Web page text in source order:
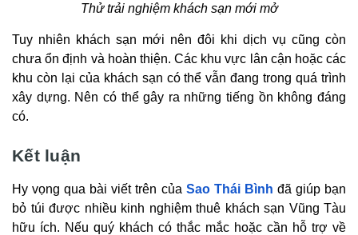
Thử trải nghiệm khách sạn mới mở
Tuy nhiên khách sạn mới nên đôi khi dịch vụ cũng còn
chưa ổn định và hoàn thiện. Các khu vực lân cận hoặc các
khu còn lại của khách sạn có thể vẫn đang trong quá trình
xây dựng. Nên có thể gây ra những tiếng ồn không đáng
có.
Kết luận
Hy vọng qua bài viết trên của Sao Thái Bình đã giúp bạn
bỏ túi được nhiều kinh nghiệm thuê khách sạn Vũng Tàu
hữu ích. Nếu quý khách có thắc mắc hoặc cần hỗ trợ về